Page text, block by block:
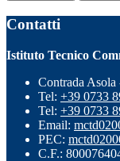
Contatti
Istituto Tecnico
Contrada
Tel: +39 0733
Tel: +39 0733
Email:
PEC:
C.F.: